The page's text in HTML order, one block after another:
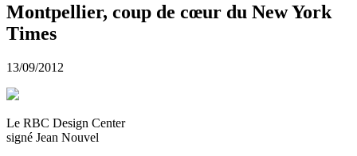
Montpellier, coup de cœur du New York
Times
13/09/2012
Le RBC Design Center
signé Jean Nouvel